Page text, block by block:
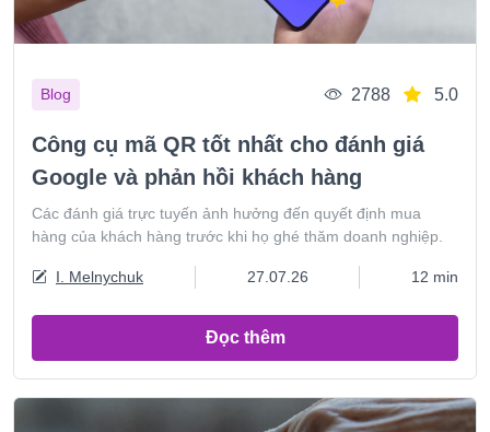
Blog 2788 5.0
Công cụ mã QR tốt nhất cho đánh giá
Google và phản hồi khách hàng
Các đánh giá trực tuyến ảnh hưởng đến quyết định mua
hàng của khách hàng trước khi họ ghé thăm doanh nghiệp.
I. Melnychuk 27.07.26 12 min
Đọc thêm